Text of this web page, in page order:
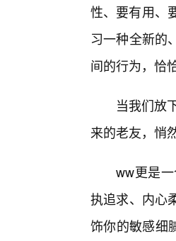
性、要有用、
习一种全新的
间的行为，恰
当我们放
来的老友，悄
ww更是
执追求、内心
饰你的敏感细